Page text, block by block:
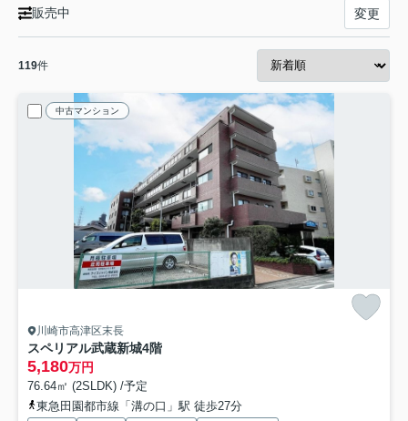
販売中 変更
119件
中古マンション
川崎市高津区末長
スペリアル武蔵新城4階
5,180万円
76.64㎡ (2SLDK) /予定
東急田園都市線「溝の口」駅 徒歩27分